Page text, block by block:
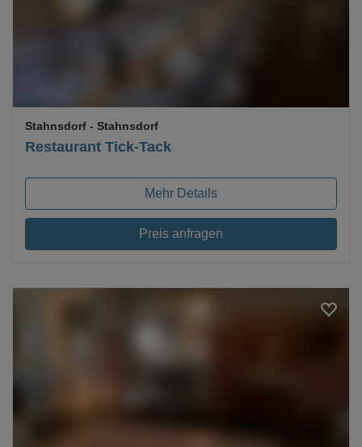
Restaurant Tick-Tack
Stahnsdorf - Stahnsdorf
Mehr Details
Preis anfragen